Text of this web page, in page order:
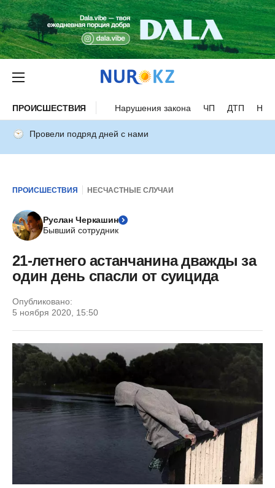
ПРОИСШЕСТВИЯ Нарушения закона ЧП ДТП
Провели подряд дней с нами
ПРОИСШЕСТВИЯ НЕСЧАСТНЫЕ СЛУЧАИ
Руслан Черкашин
Бывший сотрудник
21-летнего астанчанина дважды за
один день спасли от суицида
Опубликовано:
5 ноября 2020, 15:50